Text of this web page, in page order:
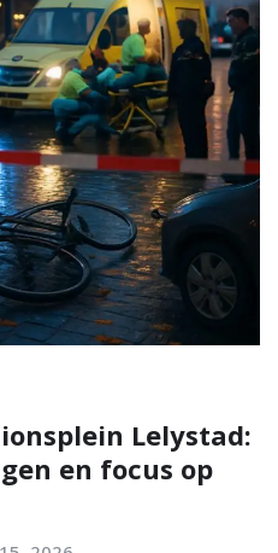
Lelystad:
en focus op